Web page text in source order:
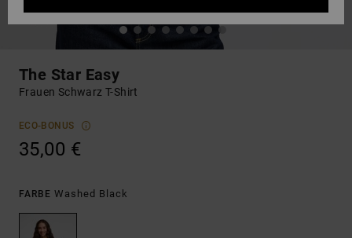
The Star Easy
Frauen Schwarz T-Shirt
ECO-BONUS
35,00 €
FARBE Washed Black